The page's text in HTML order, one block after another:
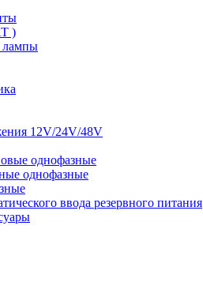
)
лампы
12V/24V/48V
однофазные
однофазные
ввода резервного питания